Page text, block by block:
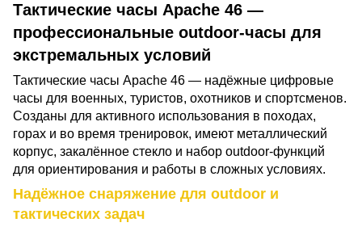
Тактические часы Apache 46 —
профессиональные outdoor-часы для
экстремальных условий
Тактические часы Apache 46 — надёжные цифровые
часы для военных, туристов, охотников и спортсменов.
Созданы для активного использования в походах,
горах и во время тренировок, имеют металлический
корпус, закалённое стекло и набор outdoor-функций
для ориентирования и работы в сложных условиях.
Надёжное снаряжение для outdoor и
тактических задач